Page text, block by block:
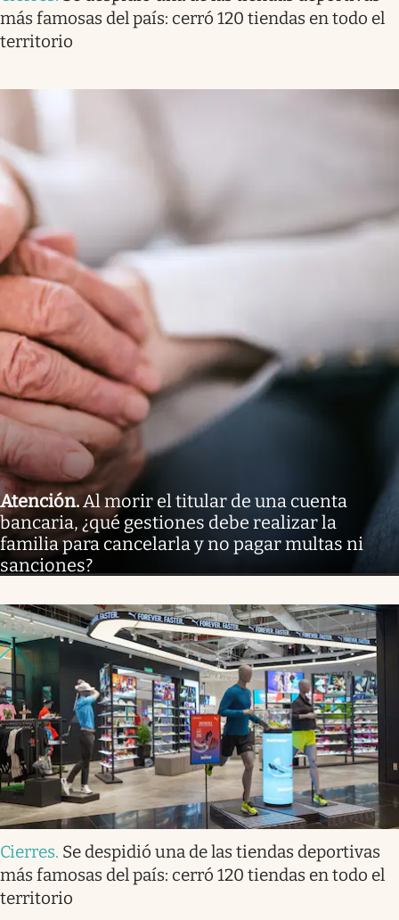
más famosas del país: cerró 120 tiendas en todo el
territorio
Atención.Al morir el titular de una cuenta
bancaria, ¿qué gestiones debe realizar la
familia para cancelarla y no pagar multas ni
sanciones?
Cierres. Se despidió una de las tiendas deportivas
más famosas del país: cerró 120 tiendas en todo el
territorio